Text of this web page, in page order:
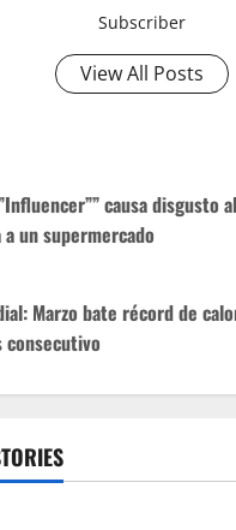
Subscriber
View All Posts
causa disgusto
un supermercado
Marzo bate récord de
consecutivo